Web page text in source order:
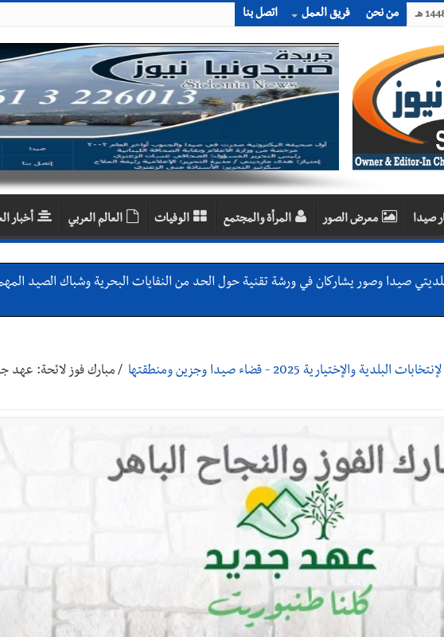
من نحن فريق العمل اتصل بنا
صيدا معرض الصور المرأة والمجتمع الوفيات العالم العربي أخبار
صيدا وصور يشاركان في ورشة تقنية حول الحد من النفايات البحرية وشباك الصيد
الجنوبي : انخفاض التغذية بالمياه في صيدا نتيجة الانقطاع المتكرر لخط الخدمات الكهربائي
معتاد والحرارة ضمن معدلاتها الموسمية
إنفجار دولة؟... كيف نحمي لبنان؟
البلدية والإختيارية 2025 - قضاء صيدا وجزين ومنطقتها / مبارك فوز لائحة: عهد